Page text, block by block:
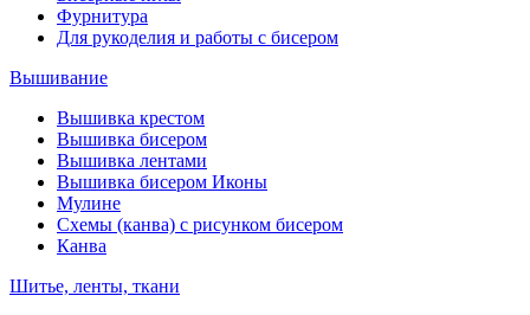
Фурнитура
Для рукоделия и работы с бисером
Вышивание
Вышивка крестом
Вышивка бисером
Вышивка лентами
Вышивка бисером Иконы
Мулине
Схемы (канва) с рисунком бисером
Канва
Шитье, ленты, ткани